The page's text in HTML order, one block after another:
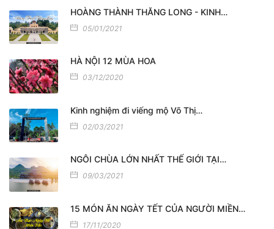
HOÀNG THÀNH THĂNG LONG - KINH…
05/01/2021
HÀ NỘI 12 MÙA HOA
03/12/2020
Kinh nghiệm đi viếng mộ Võ Thị…
02/03/2021
NGÔI CHÙA LỚN NHẤT THẾ GIỚI TẠI…
09/03/2021
15 MÓN ĂN NGÀY TẾT CỦA NGƯỜI MIỀN…
17/11/2020